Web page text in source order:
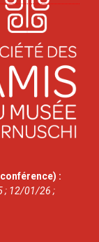
:
; 12/01/26 ;